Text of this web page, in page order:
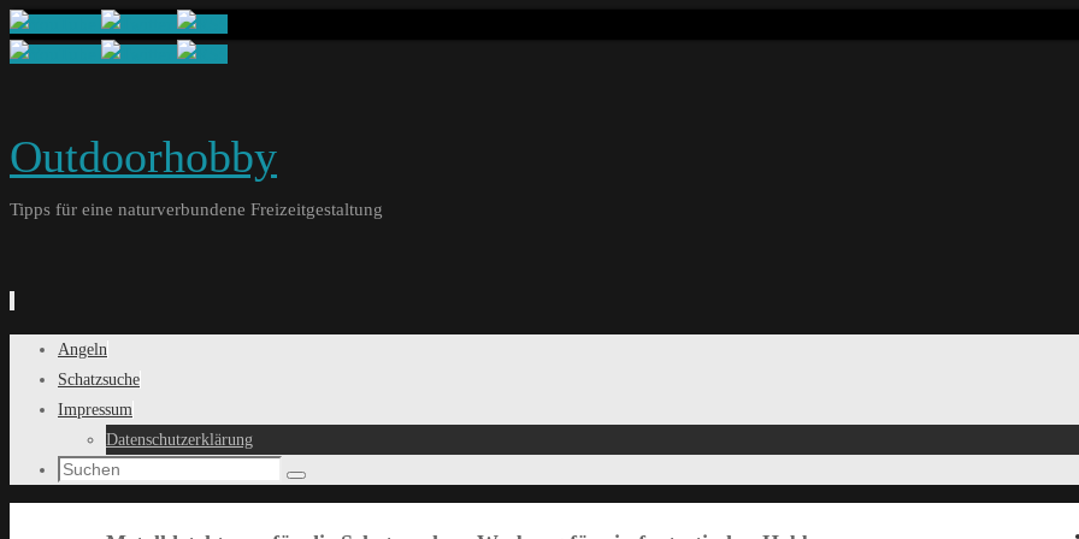
Outdoorhobby
Tipps für eine naturverbundene Freizeitgestaltung
Springe
zum
Inhalt
Angeln
Schatzsuche
Impressum
Datenschutzerklärung
Search
Suchen